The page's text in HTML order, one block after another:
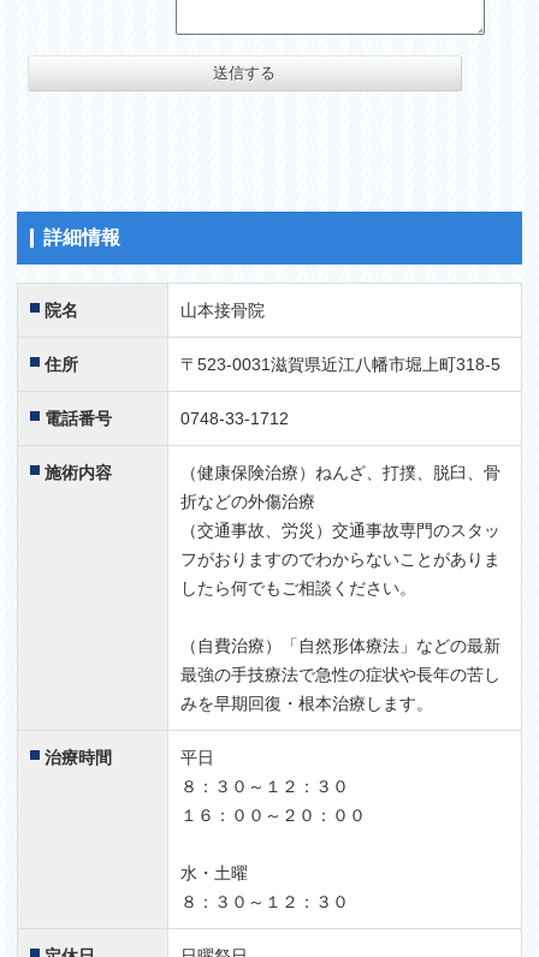
辿り着いた山本接骨院さんに。
これは本当にびっくりです。
困っている方は是非行ってみてください。
2017.06.02
富山から
5
今回富山から治療に伺いました。
体中が痛み、リウマチのような状況でしたが、3日間治療
に集中して体の動き方などを色々教えて頂きました。
これからも月に一回は行かせて頂きます。
ありがとうございました。
野球肩治療
インターネットで検索して飛騨高山から3時間かけて来ま
分良くなったと言うことで思い切って来院しました。
ここまで来ると絶対何とかしてもらう強い気持ちで治療を
詳細情報
院名 山本接骨院
住所 〒523-0031滋賀県近江八幡市堀上町318-5
電話番号 0748-33-1712
施術内容
（健康保険治療）ねんざ、打撲、脱臼、骨
折などの外傷治療
（交通事故、労災）交通事故専門のスタッ
フがおりますのでわからないことがありま
したら何でもご相談ください。
（自費治療）「自然形体療法」などの最新
最強の手技療法で急性の症状や長年の苦し
みを早期回復・根本治療します。
治療時間
平日
８：３０～１２：３０
１６：００～２０：００
水・土曜
８：３０～１２：３０